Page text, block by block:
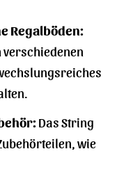
Regalböden:
verschiedenen
Das String
wie